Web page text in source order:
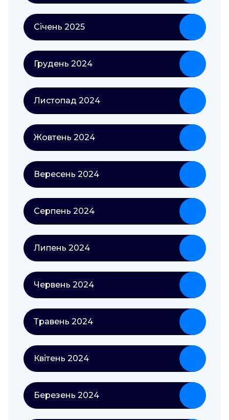
Січень 2025
Грудень 2024
Листопад 2024
Жовтень 2024
Вересень 2024
Серпень 2024
Липень 2024
Червень 2024
Травень 2024
Квітень 2024
Березень 2024